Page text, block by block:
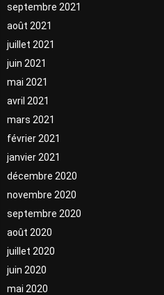
septembre 2021
août 2021
juillet 2021
juin 2021
mai 2021
avril 2021
mars 2021
février 2021
janvier 2021
décembre 2020
novembre 2020
septembre 2020
août 2020
juillet 2020
juin 2020
mai 2020